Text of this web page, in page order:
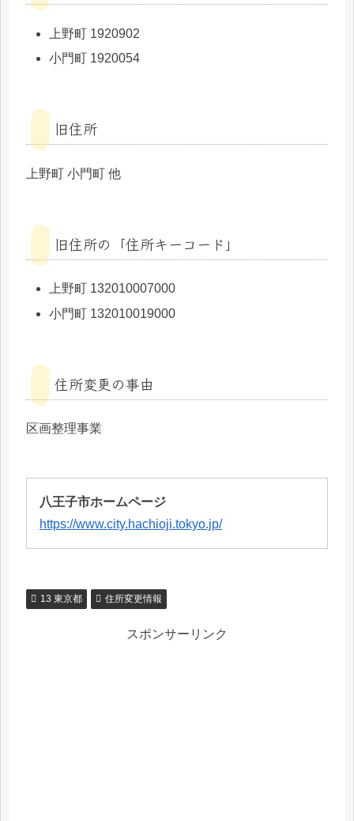
上野町 1920902
小門町 1920054
旧住所
上野町 小門町 他
旧住所の「住所キーコード」
上野町 132010007000
小門町 132010019000
住所変更の事由
区画整理事業
八王子市ホームページ
https://www.city.hachioji.tokyo.jp/
13 東京都 住所変更情報
スポンサーリンク